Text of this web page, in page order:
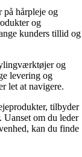
hårpleje og
og
kunders tillid og
og
levering og
let at navigere.
tilbyder
Uanset om du leder
kan du finde